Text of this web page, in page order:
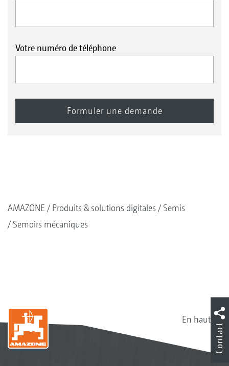
Votre numéro de téléphone
AMAZONE Produits & solutions digitales
Semis
Semoirs mécaniques
En haut
Contact